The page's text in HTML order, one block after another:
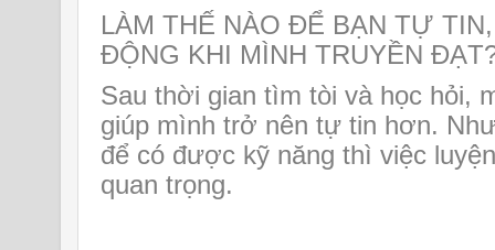
LÀM THẾ NÀO ĐỂ BẠN TỰ
ĐỘNG KHI MÌNH TRUYỀN
Sau thời gian tìm tòi và học hỏi,
giúp mình trở nên tự tin hơn.
để có được kỹ năng thì việc
quan trọng.